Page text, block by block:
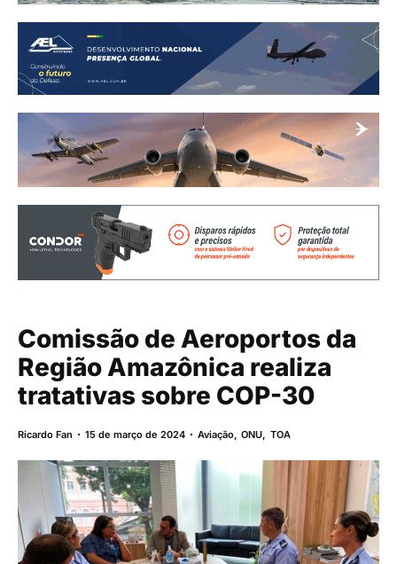
Comissão de Aeroportos da
Região Amazônica realiza
tratativas sobre COP-30
Ricardo Fan 15 de março de 2024 Aviação,ONU, TOA